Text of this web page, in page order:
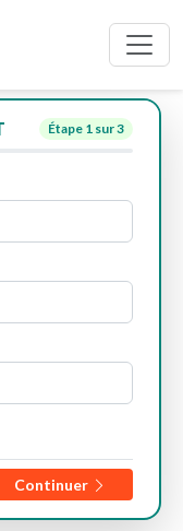
Étape 1 sur 3
Continuer